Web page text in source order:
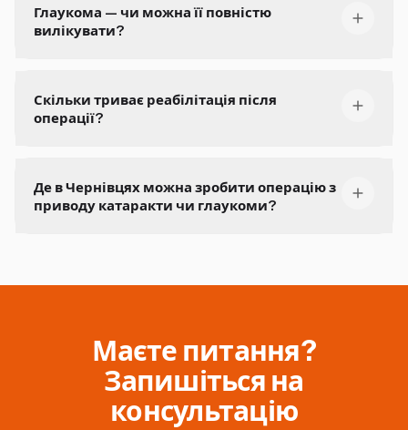
Глаукома — чи можна її повністю
вилікувати?
Скільки триває реабілітація після
операції?
Де в Чернівцях можна зробити операцію з
приводу катаракти чи глаукоми?
Маєте питання?
Запишіться на
консультацію